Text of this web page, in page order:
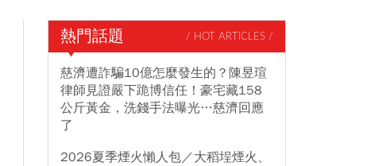
熱門話題 / HOT ARTICLES /
慈濟遭詐騙10億怎麼發生的？陳昱瑄
律師見證嚴下跪博信任！豪宅藏158
公斤黃金，洗錢手法曝光…慈濟回應
了
2026夏季煙火懶人包／大稻埕煙火、